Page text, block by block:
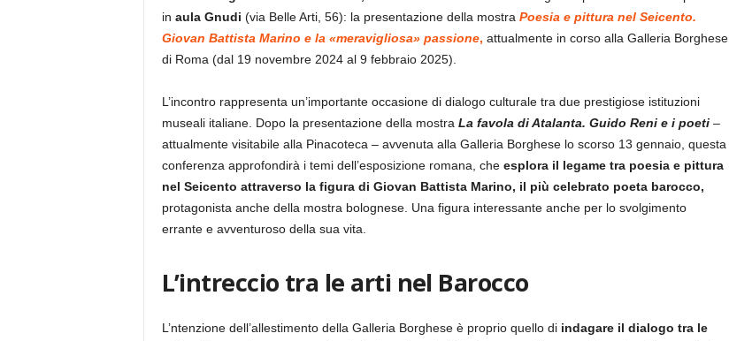
in aula Gnudi (via Belle Arti, 56): la presentazione della mostra Poesia e pittura nel Seicento.
Giovan Battista Marino e la «meravigliosa» passione, attualmente in corso alla Galleria Borghese
di Roma (dal 19 novembre 2024 al 9 febbraio 2025).
L’incontro rappresenta un’importante occasione di dialogo culturale tra due prestigiose istituzioni
museali italiane. Dopo la presentazione della mostra La favola di Atalanta. Guido Reni e i poeti–
attualmente visitabile alla Pinacoteca – avvenuta alla Galleria Borghese lo scorso 13 gennaio, questa
conferenza approfondirà i temi dell’esposizione romana, che esplora il legame tra poesia e pittura
nel Seicento attraverso la figura di Giovan Battista Marino, il più celebrato poeta barocco,
protagonista anche della mostra bolognese. Una figura interessante anche per lo svolgimento
errante e avventuroso della sua vita.
L’intreccio tra le arti nel Barocco
L’ntenzione dell’allestimento della Galleria Borghese è proprio quello di indagare il dialogo tra le